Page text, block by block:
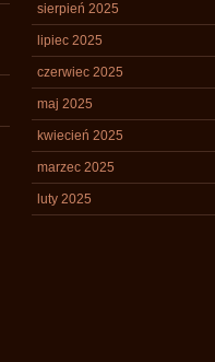
sierpień 2025
lipiec 2025
czerwiec 2025
maj 2025
kwiecień 2025
marzec 2025
luty 2025